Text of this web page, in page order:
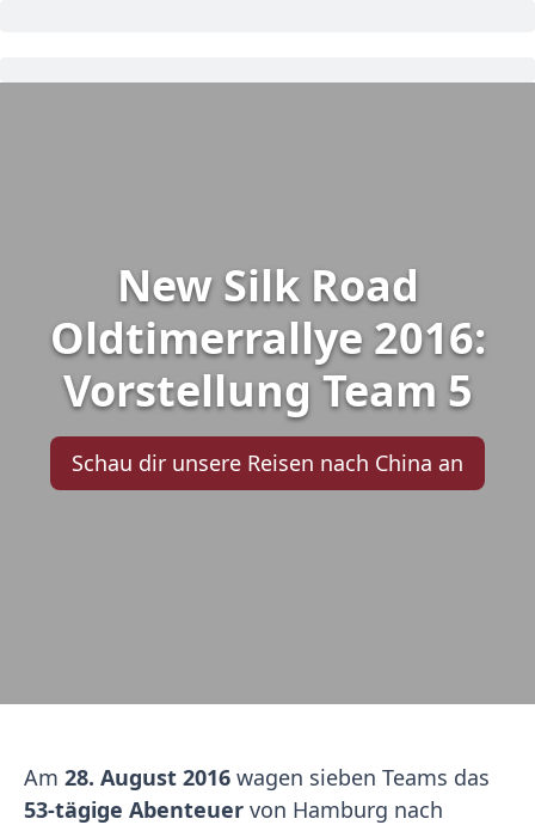
New Silk Road
Oldtimerrallye 2016:
Vorstellung Team 5
Schau dir unsere Reisen nach China an
Am 28. August 2016 wagen sieben Teams das
53-tägige Abenteuer von Hamburg nach